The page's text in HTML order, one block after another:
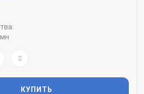
КУПИТЬ